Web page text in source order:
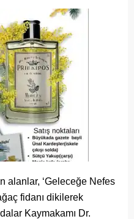
alanlar, ‘Geleceğe Nefes
fidanı dikilerek
Kaymakamı Dr.